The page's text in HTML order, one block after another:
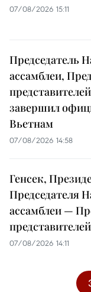
07/08/2026 15:11
Председатель
ассамблеи,
завершил
Вьетнам
07/08/2026 14:58
Генсек,
Председателя
ассамблеи —
07/08/2026 14:11